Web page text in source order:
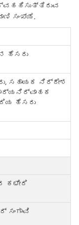
ಸಂಖ್ಯೆ.
ಹೆಸರು
ಸಹಾಯಕ ನಿರ್ದೇಶ
ಹೆಸರು
ಕಛೇರಿ
ಸಂಗಾವಿ